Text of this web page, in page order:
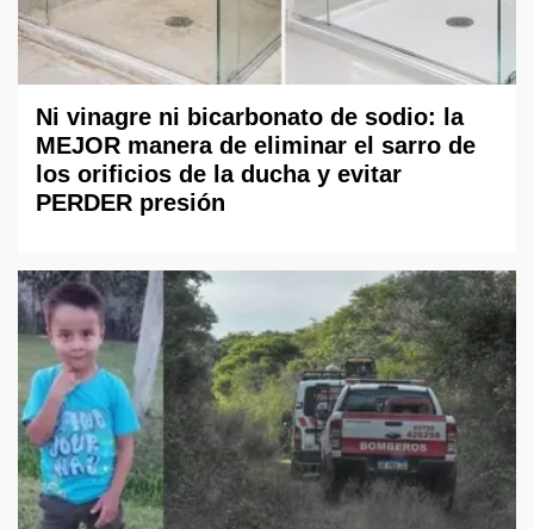
Ni vinagre ni bicarbonato de sodio: la
MEJOR manera de eliminar el sarro de
los orificios de la ducha y evitar
PERDER presión